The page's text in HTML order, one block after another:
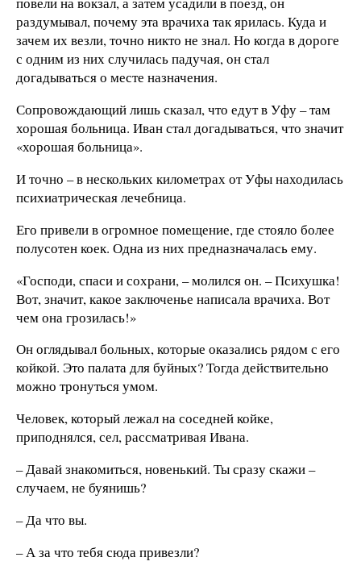
раздумывал, почему эта врачиха так ярилась. Куда и
зачем их везли, точно никто не знал. Но когда в дороге
с одним из них случилась падучая, он стал
догадываться о месте назначения.
Сопровождающий лишь сказал, что едут в Уфу – там
хорошая больница. Иван стал догадываться, что значит
«хорошая больница».
И точно – в нескольких километрах от Уфы находилась
психиатрическая лечебница.
Его привели в огромное помещение, где стояло более
полусотен коек. Одна из них предназначалась ему.
«Господи, спаси и сохрани, – молился он. – Психушка!
Вот, значит, какое заключенье написала врачиха. Вот
чем она грозилась!»
Он оглядывал больных, которые оказались рядом с его
койкой. Это палата для буйных? Тогда действительно
можно тронуться умом.
Человек, который лежал на соседней койке,
приподнялся, сел, рассматривая Ивана.
– Давай знакомиться, новенький. Ты сразу скажи –
случаем, не буянишь?
– Да что вы.
– А за что тебя сюда привезли?